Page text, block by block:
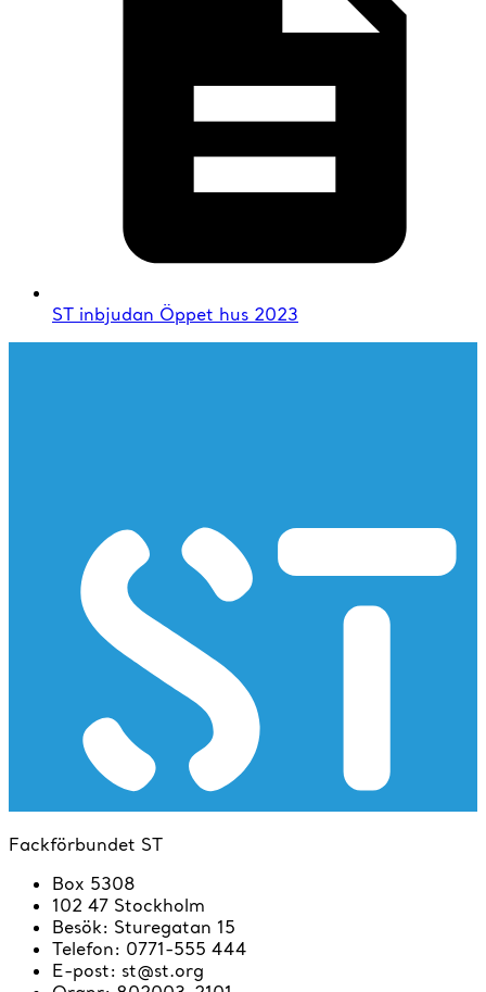
ST inbjudan Öppet hus 2023
Fackförbundet ST
Box 5308
102 47 Stockholm
Besök: Sturegatan 15
Telefon: 0771-555 444
E-post: st@st.org